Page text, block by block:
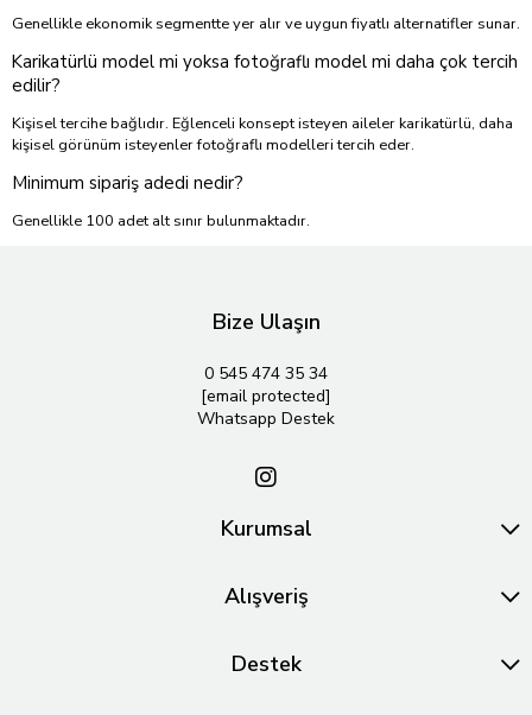
Genellikle ekonomik segmentte yer alır ve uygun fiyatlı alternatifler sunar.
Karikatürlü model mi yoksa fotoğraflı model mi daha çok tercih
edilir?
Kişisel tercihe bağlıdır. Eğlenceli konsept isteyen aileler karikatürlü, daha
kişisel görünüm isteyenler fotoğraflı modelleri tercih eder.
Minimum sipariş adedi nedir?
Genellikle 100 adet alt sınır bulunmaktadır.
Bize Ulaşın
0 545 474 35 34
[email protected]
Whatsapp Destek
Kurumsal
Alışveriş
Destek